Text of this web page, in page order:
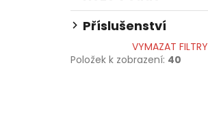
Příslušenství
VYMAZAT FILTRY
Položek k zobrazení: 40